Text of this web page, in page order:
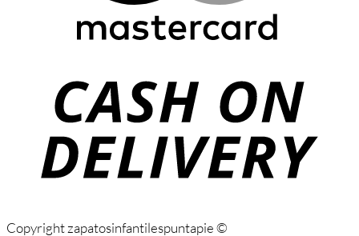
Copyright zapatosinfantilespuntapie ©